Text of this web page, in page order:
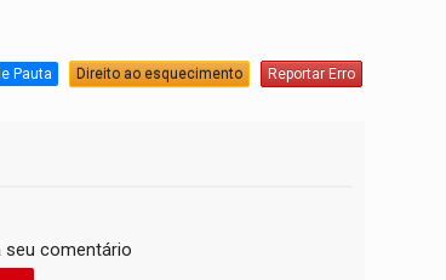
Pauta Direito ao esquecimento Reportar Erro
seu comentário